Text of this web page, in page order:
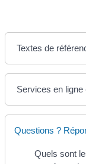
Textes de
Services en ligne
Questions ?
Quels sont